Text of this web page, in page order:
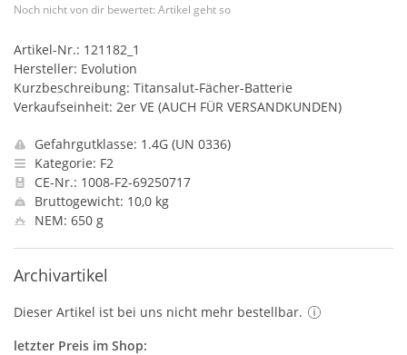
Noch nicht von dir bewertet: Artikel geht so
Artikel-Nr.: 121182_1
Hersteller: Evolution
Kurzbeschreibung: Titansalut-Fächer-Batterie
Verkaufseinheit: 2er VE (AUCH FÜR VERSANDKUNDEN)
Gefahrgutklasse: 1.4G (UN 0336)
Kategorie: F2
CE-Nr.: 1008-F2-69250717
Bruttogewicht: 10,0 kg
NEM: 650 g
Archivartikel
Dieser Artikel ist bei uns nicht mehr bestellbar.
letzter Preis im Shop: